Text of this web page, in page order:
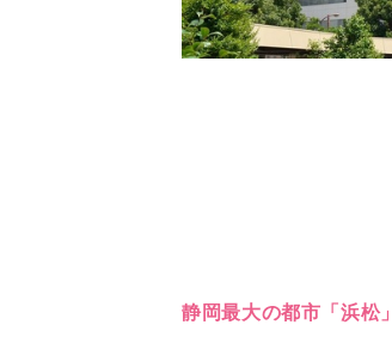
静岡最大の都市「浜松」